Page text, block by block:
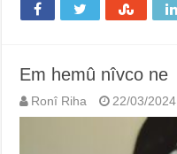
Em hemû nîvco ne
Ronî Riha 22/03/2024